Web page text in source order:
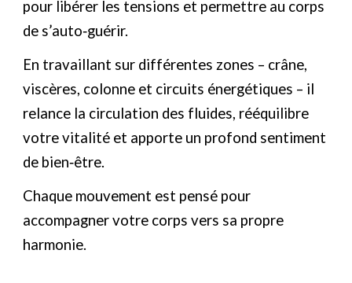
pour libérer les tensions et permettre au corps
de s’auto‑guérir.
En travaillant sur différentes zones – crâne,
viscères, colonne et circuits énergétiques – il
relance la circulation des fluides, rééquilibre
votre vitalité et apporte un profond sentiment
de bien‑être.
Chaque mouvement est pensé pour
accompagner votre corps vers sa propre
harmonie.